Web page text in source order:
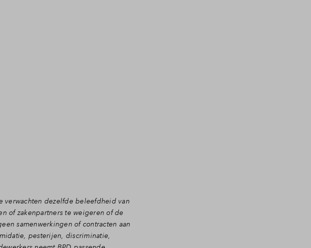
verwachten dezelfde beleefdheid van
of zakenpartners te weigeren of de
samenwerkingen of contracten aan
pesterijen, discriminatie,